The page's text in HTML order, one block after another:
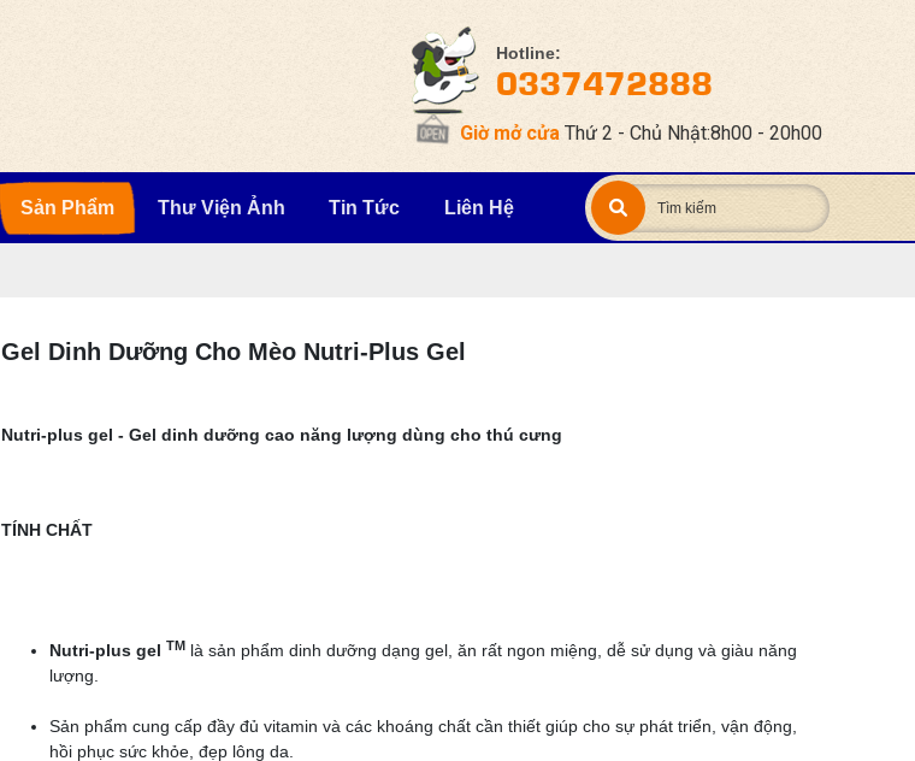
Hotline:
0337472888
Giờ mở cửa Thứ 2 - Chủ Nhật:8h00 - 20h00
Sản Phẩm Thư Viện Ảnh Tin Tức Liên Hệ
Gel Dinh Dưỡng Cho Mèo Nutri-Plus Gel
Nutri-plus gel - Gel dinh dưỡng cao năng lượng dùng cho thú cưng
TÍNH CHẤT
Nutri-plus gel TM là sản phẩm dinh dưỡng dạng gel, ăn rất ngon miệng, dễ sử dụng và giàu năng
lượng.
Sản phẩm cung cấp đầy đủ vitamin và các khoáng chất cần thiết giúp cho sự phát triển, vận động,
hồi phục sức khỏe, đẹp lông da.